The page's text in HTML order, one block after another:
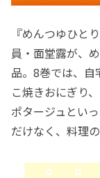
『めんつゆひと
員・面堂露が、
品。8巻では、自
こ焼きおにぎり
ポタージュとい
だけなく、料理